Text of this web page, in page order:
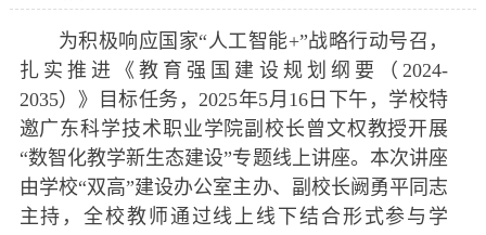
为积极响应国家“人工智能+”战略行动号召，
扎实推进《教育强国建设规划纲要（2024-
2035）》目标任务，2025年5月16日下午，学校特
邀广东科学技术职业学院副校长曾文权教授开展
“数智化教学新生态建设”专题线上讲座。本次讲座
由学校“双高”建设办公室主办、副校长阙勇平同志
主持，全校教师通过线上线下结合形式参与学